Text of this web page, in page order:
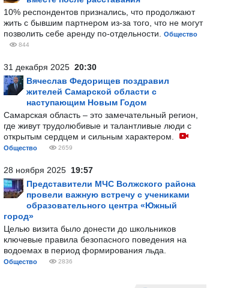
10% респондентов признались, что продолжают
жить с бывшим партнером из-за того, что не могут
позволить себе аренду по-отдельности.
Общество
844
31 декабря 2025 20:30
Вячеслав Федорищев поздравил
жителей Самарской области с
наступающим Новым Годом
Самарская область – это замечательный регион,
где живут трудолюбивые и талантливые люди с
открытым сердцем и сильным характером.
Общество 2659
28 ноября 2025 19:57
Представители МЧС Волжского района
провели важную встречу с учениками
образовательного центра «Южный
город»
Целью визита было донести до школьников
ключевые правила безопасного поведения на
водоемах в период формирования льда.
Общество 2836